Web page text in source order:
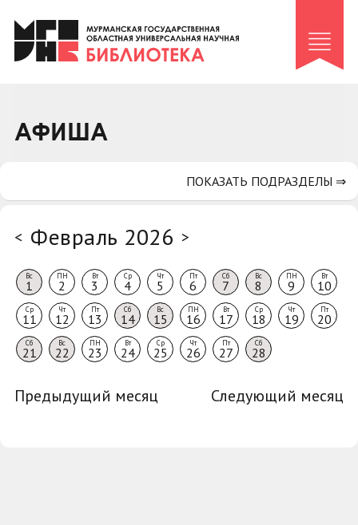
Клуб «Гиря и сельдерей»
Клуб «Семейный архив»
Коллегам
АФИША
< Февраль 2026 >
Вс
1
ПН
2
Вт
3
Ср
4
Чт
5
Пт
6
Сб
7
Вс
8
ПН
9
Вт
10
Ср
11
Чт
12
Пт
13
Сб
14
Вс
15
ПН
16
Вт
17
Ср
18
Чт
19
Пт
20
Сб
21
Вс
22
ПН
23
Вт
24
Ср
25
Чт
26
Пт
27
Сб
28
Предыдущий месяц Следующий месяц
ПОКАЗАТЬ ПОДРАЗДЕЛЫ ⇒